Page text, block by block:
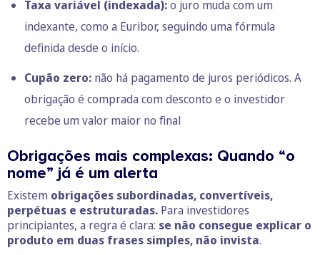
Taxa variável (indexada):o juro muda com um
indexante, como a Euribor, seguindo uma fórmula
definida desde o início.
Cupão zero: não há pagamento de juros periódicos. A
obrigação é comprada com desconto e o investidor
recebe um valor maior no final
Obrigações mais complexas: Quando “o
nome” já é um alerta
Existem obrigações subordinadas, convertíveis,
perpétuas e estruturadas. Para investidores
principiantes, a regra é clara: se não consegue explicar o
produto em duas frases simples, não invista.